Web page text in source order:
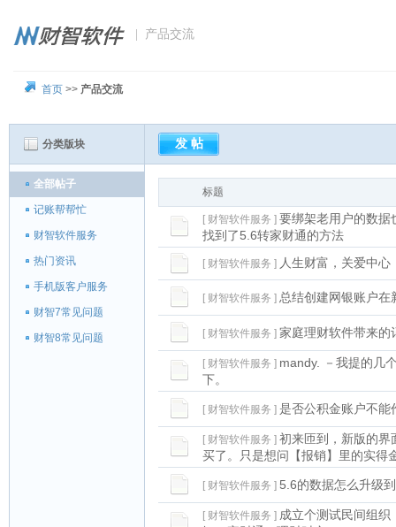
| 产品交流
首页 >> 产品交流
分类版块
全部帖子
记账帮帮忙
财智软件服务
热门资讯
手机版客户服务
财智7常见问题
财智8常见问题
标题
[ 财智软件服务 ] 要绑架老用户的数据
找到了5.6转家财通的方法
[ 财智软件服务 ] 人生财富，关爱中
[ 财智软件服务 ] 总结创建网银账户在
[ 财智软件服务 ] 家庭理财软件带来的
[ 财智软件服务 ] mandy. －我提的几
下。
[ 财智软件服务 ] 是否公积金账户不能
[ 财智软件服务 ] 初来匝到，新版的界
买了。只是想问【报销】里的实得
[ 财智软件服务 ] 5.6的数据怎么升级
[ 财智软件服务 ] 成立个测试民间组织